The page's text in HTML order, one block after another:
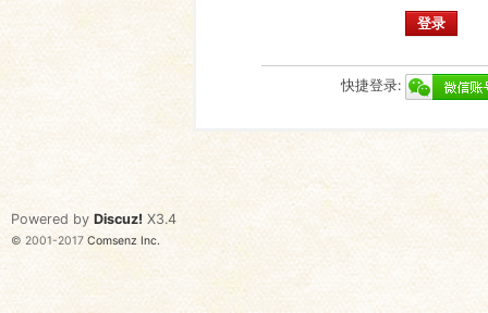
登录
快捷登录:
Powered by Discuz! X3.4
© 2001-2017 Comsenz Inc.